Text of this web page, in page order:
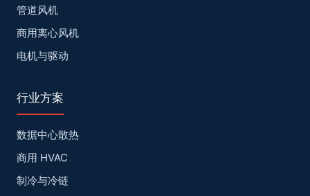
管道风机
商用离心风机
电机与驱动
行业方案
数据中心散热
商用 HVAC
制冷与冷链